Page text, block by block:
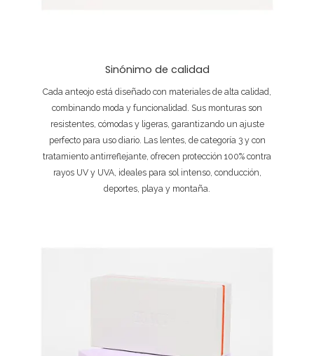
Sinónimo de calidad
Cada anteojo está diseñado con materiales de alta calidad,
combinando moda y funcionalidad. Sus monturas son
resistentes, cómodas y ligeras, garantizando un ajuste
perfecto para uso diario. Las lentes, de categoría 3 y con
tratamiento antirreflejante, ofrecen protección 100% contra
rayos UV y UVA, ideales para sol intenso, conducción,
deportes, playa y montaña.